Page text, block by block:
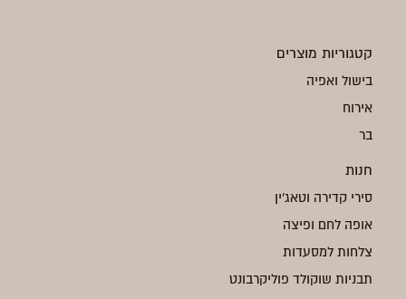
קטגוריות מוצרים
בישול ואפיה
אירוח
בר
חנות
סירי קדירה וטאג'ין
אופה לחם ופיצה
צלחות למסעדות
תבניות שוקולד פוליקרבונט